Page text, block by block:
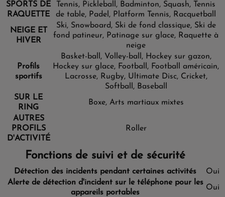
SPORTS DE
RAQUETTE
Tennis, Pickleball, Badminton, Squash, Tennis
de table, Padel, Platform Tennis, Racquetball
NEIGE ET
HIVER
Ski, Snowboard, Ski de fond classique, Ski de
fond patineur, Patinage sur glace, Raquette à
neige
Profils
sportifs
Basket-ball, Volley-ball, Hockey sur gazon,
Hockey sur glace, Football, Football américain,
Lacrosse, Rugby, Ultimate Disc, Cricket,
Softball, Baseball
SUR LE
RING
Boxe, Arts martiaux mixtes
AUTRES
PROFILS
D'ACTIVITÉ
Roller
Fonctions de suivi et de sécurité
Détection des incidents pendant certaines activités
Oui
Alerte de détection d'incident sur le téléphone pour les
appareils portables
Oui